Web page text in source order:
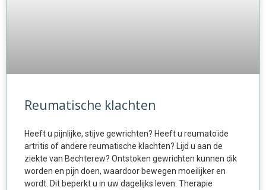
Reumatische klachten
Heeft u pijnlijke, stijve gewrichten? Heeft u reumatoïde
artritis of andere reumatische klachten? Lijd u aan de
ziekte van Bechterew? Ontstoken gewrichten kunnen dik
worden en pijn doen, waardoor bewegen moeilijker en
wordt. Dit beperkt u in uw dagelijks leven. Therapie